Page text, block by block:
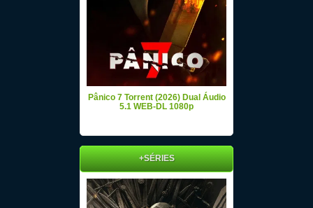
Pânico 7 Torrent (2026) Dual Áudio
5.1 WEB-DL 1080p
+SÉRIES